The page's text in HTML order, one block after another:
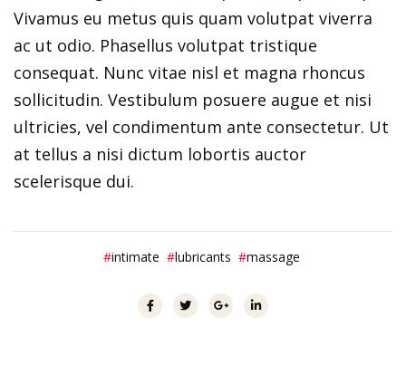
Vivamus eu metus quis quam volutpat viverra
ac ut odio. Phasellus volutpat tristique
consequat. Nunc vitae nisl et magna rhoncus
sollicitudin. Vestibulum posuere augue et nisi
ultricies, vel condimentum ante consectetur. Ut
at tellus a nisi dictum lobortis auctor
scelerisque dui.
intimate lubricants massage